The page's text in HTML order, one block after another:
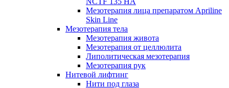
Мезотерапия лица препаратом Apriline
Skin Line
Мезотерапия тела
Мезотерапия живота
Мезотерапия от целлюлита
Липолитическая мезотерапия
Мезотерапия рук
Нитевой лифтинг
Нити под глаза